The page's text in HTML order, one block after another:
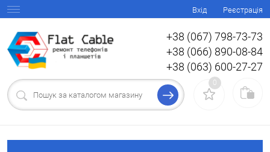
Вхід Реєстрація
+38 (067) 798-73-73
+38 (066) 890-08-84
+38 (063) 600-27-27
0